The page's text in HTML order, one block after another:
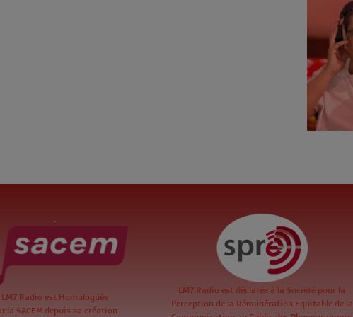
LM7 Radio est Homologuée
la SACEM depuis sa création
LM7 Radio est déclarée à la Société pour la
Perception de la Rémunération Equitable de la